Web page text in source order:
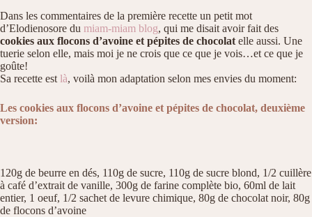
Dans les commentaires de la première recette un petit mot
d’Elodienosore du miam-miam blog, qui me disait avoir fait des
cookies aux flocons d’avoine et pépites de chocolat elle aussi. Une
tuerie selon elle, mais moi je ne crois que ce que je vois…et ce que je
goûte!
Sa recette est là, voilà mon adaptation selon mes envies du moment:
Les cookies aux flocons d’avoine et pépites de chocolat, deuxième
version:
120g de beurre en dés, 110g de sucre, 110g de sucre blond, 1/2 cuillère
à café d’extrait de vanille, 300g de farine complète bio, 60ml de lait
entier, 1 oeuf, 1/2 sachet de levure chimique, 80g de chocolat noir, 80g
de flocons d’avoine